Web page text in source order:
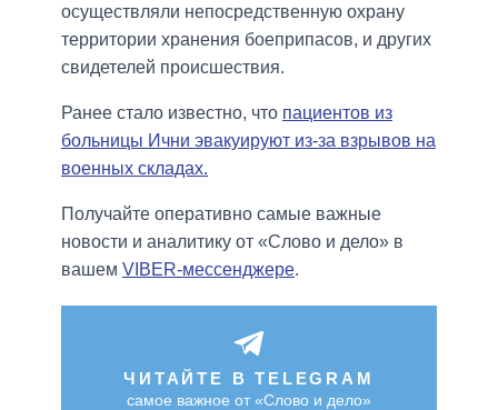
осуществляли непосредственную охрану
территории хранения боеприпасов, и других
свидетелей происшествия.
Ранее стало известно, что пациентов из
больницы Ични эвакуируют из-за взрывов на
военных складах.
Получайте оперативно самые важные
новости и аналитику от «Слово и дело» в
вашем VIBER-мессенджере.
ЧИТАЙТЕ В TELEGRAM
самое важное от «Слово и дело»